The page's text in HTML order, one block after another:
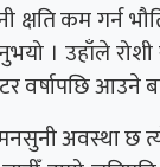
क्षति कम गर्न
। उहाँले
वर्षापछि आउने
मनसुनी अवस्था छ